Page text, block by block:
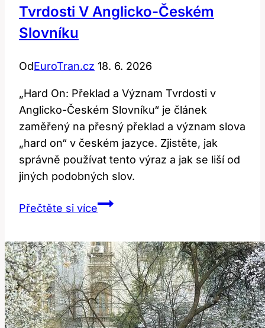
Tvrdosti V Anglicko-Českém
Slovníku
OdEuroTran.cz 18. 6. 2026
„Hard On: Překlad a Význam Tvrdosti v
Anglicko-Českém Slovníku“ je článek
zaměřený na přesný překlad a význam slova
„hard on“ v českém jazyce. Zjistěte, jak
správně používat tento výraz a jak se liší od
jiných podobných slov.
Přečtěte si víceHard
a
význam
tvrdosti
v
anglicko-